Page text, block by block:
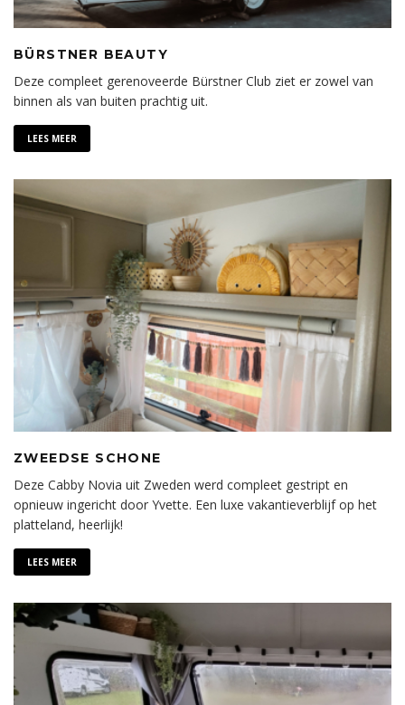
BÜRSTNER BEAUTY
Deze compleet gerenoveerde Bürstner Club ziet er zowel van
binnen als van buiten prachtig uit.
LEES MEER
ZWEEDSE SCHONE
Deze Cabby Novia uit Zweden werd compleet gestript en
opnieuw ingericht door Yvette. Een luxe vakantieverblijf op het
platteland, heerlijk!
LEES MEER